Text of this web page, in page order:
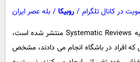
در کانال تلگرام / روبیکا / بله عصر ایران
بنابر گزارشی که در نشریه Systematic Reviews منتشر شده است،
افراد در باشگاه انجام می دادند، مشخص